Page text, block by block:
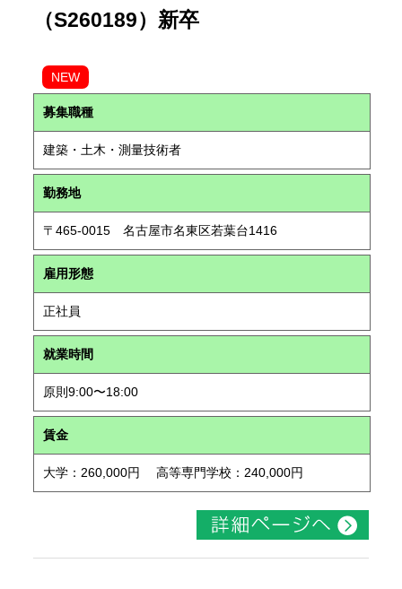
（S260189）新卒
NEW
募集職種
建築・土木・測量技術者
勤務地
〒465-0015 名古屋市名東区若葉台1416
雇用形態
正社員
就業時間
原則9:00〜18:00
賃金
大学：260,000円 高等専門学校：240,000円